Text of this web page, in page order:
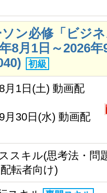
ン必修「ビジ
年8月1日～2026
初級
月1日(土) 動画配
月30日(水) 動画配
スキル(思考法・問
転者向け)